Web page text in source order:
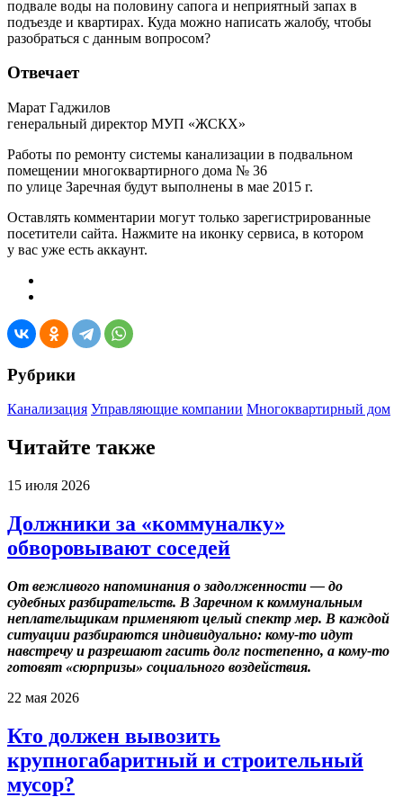
подвале воды на половину сапога и неприятный запах в
подъезде и квартирах. Куда можно написать жалобу, чтобы
разобраться с данным вопросом?
Отвечает
Марат Гаджилов
генеральный директор МУП «ЖСКХ»
Работы по ремонту системы канализации в подвальном
помещении многоквартирного дома № 36
по улице Заречная будут выполнены в мае 2015 г.
Оставлять комментарии могут только зарегистрированные
посетители сайта. Нажмите на иконку сервиса, в котором
у вас уже есть аккаунт.
Рубрики
Канализация Управляющие компании Многоквартирный дом
Читайте также
15 июля 2026
Должники за «коммуналку»
обворовывают соседей
От вежливого напоминания о задолженности — до
судебных разбирательств. В Заречном к коммунальным
неплательщикам применяют целый спектр мер. В каждой
ситуации разбираются индивидуально: кому-то идут
навстречу и разрешают гасить долг постепенно, а кому-то
готовят «сюрпризы» социального воздействия.
22 мая 2026
Кто должен вывозить
крупногабаритный и строительный
мусор?